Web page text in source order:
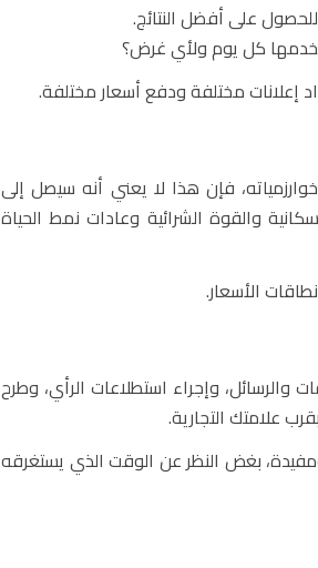
على أفضل النتائج.
كل يوم ولأي غرض؟
إعلانات مختلفة ودفع أسعار مختلفة.
فإن هذا لا يعني أنه سيصل إلى
والقوة الشرائية وعادات نمط الحياة
الأسعار.
والرسائل، وإجراء استطلاعات الرأي، وطرح
علامتك التجارية.
بغض النظر عن الوقت الذي يستغرقه